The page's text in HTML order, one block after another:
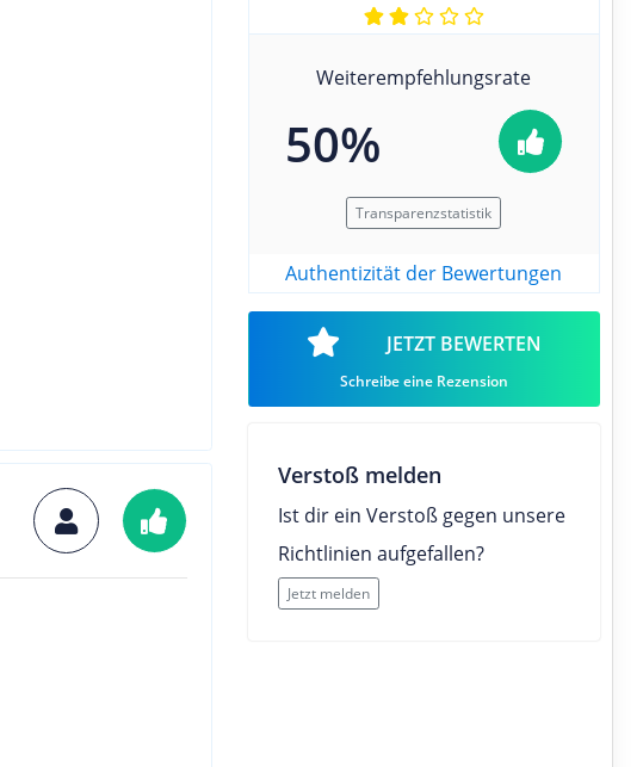
Weiterempfehlungsrate
50%
Transparenzstatistik
Authentizität der Bewertungen
JETZT BEWERTEN
Schreibe eine Rezension
Verstoß melden
Ist dir ein Verstoß gegen unsere
Richtlinien aufgefallen?
Jetzt melden